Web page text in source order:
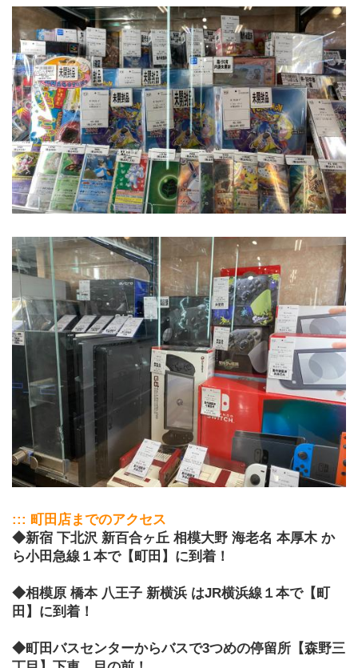
::: 町田店までのアクセス
◆新宿 下北沢 新百合ヶ丘 相模大野 海老名 本厚木 か
ら小田急線１本で【町田】に到着！
◆相模原 橋本 八王子 新横浜 はJR横浜線１本で【町
田】に到着！
◆町田バスセンターからバスで3つめの停留所【森野三